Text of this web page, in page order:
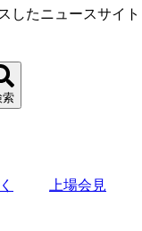
したニュースサイト
索
上場会見